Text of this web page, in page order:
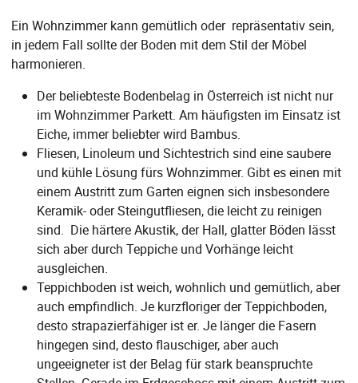
Ein Wohnzimmer kann gemütlich oder repräsentativ sein,
in jedem Fall sollte der Boden mit dem Stil der Möbel
harmonieren.
Der beliebteste Bodenbelag in Österreich ist nicht nur
im Wohnzimmer Parkett. Am häufigsten im Einsatz ist
Eiche, immer beliebter wird Bambus.
Fliesen, Linoleum und Sichtestrich sind eine saubere
und kühle Lösung fürs Wohnzimmer. Gibt es einen mit
einem Austritt zum Garten eignen sich insbesondere
Keramik- oder Steingutfliesen, die leicht zu reinigen
sind. Die härtere Akustik, der Hall, glatter Böden lässt
sich aber durch Teppiche und Vorhänge leicht
ausgleichen.
Teppichboden ist weich, wohnlich und gemütlich, aber
auch empfindlich. Je kurzfloriger der Teppichboden,
desto strapazierfähiger ist er. Je länger die Fasern
hingegen sind, desto flauschiger, aber auch
ungeeigneter ist der Belag für stark beanspruchte